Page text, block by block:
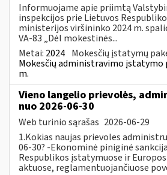
Informuojame apie priimtą
inspekcijos prie Lietuvos
ministerijos viršininko 2024 m.
VA-83 „Dėl mokestinės...
Metai: 2024 Mokesčių įstatymų
Mokesčių administravimo įstatymo
m.
Vieno langelio prievolės,
nuo 2026-06-30
Web turinio sąrašas 2026-06-29
1.Kokias naujas prievoles
06-30? -Ekonominė piniginė
Respublikos įstatymuose ir
aktuose, reglamentuojančiuose